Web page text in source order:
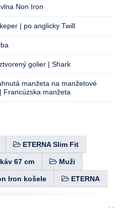
Non Iron
| po anglicky Twill
golier | Shark
manžeta na manžetové
Francúzska manžeta
ETERNA Slim Fit
67 cm Muži
Iron košele ETERNA